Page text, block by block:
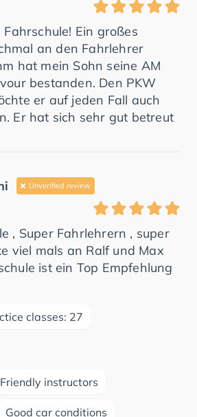
Ein großes
an den Fahrlehrer
hat mein Sohn seine AM
bestanden. Den PKW
er auf jeden Fall auch
Er hat sich sehr gut betreut
Unverified review
, Super Fahrlehrern , super
viel mals an Ralf und Max
ist ein Top Empfehlung
classes: 27
Friendly instructors
Good car conditions